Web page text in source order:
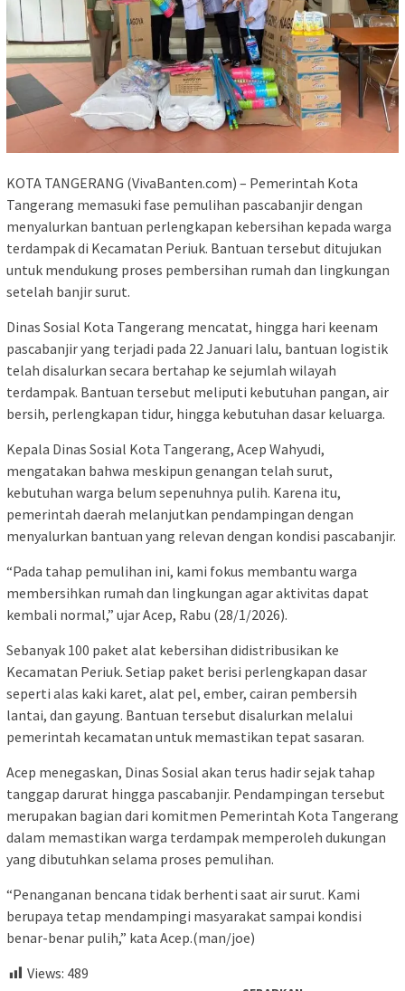
KOTA TANGERANG (VivaBanten.com) – Pemerintah Kota
Tangerang memasuki fase pemulihan pascabanjir dengan
menyalurkan bantuan perlengkapan kebersihan kepada warga
terdampak di Kecamatan Periuk. Bantuan tersebut ditujukan
untuk mendukung proses pembersihan rumah dan lingkungan
setelah banjir surut.
Dinas Sosial Kota Tangerang mencatat, hingga hari keenam
pascabanjir yang terjadi pada 22 Januari lalu, bantuan logistik
telah disalurkan secara bertahap ke sejumlah wilayah
terdampak. Bantuan tersebut meliputi kebutuhan pangan, air
bersih, perlengkapan tidur, hingga kebutuhan dasar keluarga.
Kepala Dinas Sosial Kota Tangerang, Acep Wahyudi,
mengatakan bahwa meskipun genangan telah surut,
kebutuhan warga belum sepenuhnya pulih. Karena itu,
pemerintah daerah melanjutkan pendampingan dengan
menyalurkan bantuan yang relevan dengan kondisi pascabanjir.
“Pada tahap pemulihan ini, kami fokus membantu warga
membersihkan rumah dan lingkungan agar aktivitas dapat
kembali normal,” ujar Acep, Rabu (28/1/2026).
Sebanyak 100 paket alat kebersihan didistribusikan ke
Kecamatan Periuk. Setiap paket berisi perlengkapan dasar
seperti alas kaki karet, alat pel, ember, cairan pembersih
lantai, dan gayung. Bantuan tersebut disalurkan melalui
pemerintah kecamatan untuk memastikan tepat sasaran.
Acep menegaskan, Dinas Sosial akan terus hadir sejak tahap
tanggap darurat hingga pascabanjir. Pendampingan tersebut
merupakan bagian dari komitmen Pemerintah Kota Tangerang
dalam memastikan warga terdampak memperoleh dukungan
yang dibutuhkan selama proses pemulihan.
“Penanganan bencana tidak berhenti saat air surut. Kami
berupaya tetap mendampingi masyarakat sampai kondisi
benar-benar pulih,” kata Acep.(man/joe)
Views: 489